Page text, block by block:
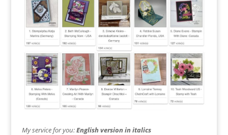
My service for you:English version in italics